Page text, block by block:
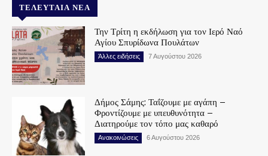
ΤΕΛΕΥΤΑΊΑ ΝΈΑ
Την Τρίτη η εκδήλωση για τον Ιερό Ναό
Αγίου Σπυρίδωνα Πουλάτων
Άλλες ειδήσεις 7 Αυγούστου 2026
Δήμος Σάμης: Ταΐζουμε με αγάπη –
Φροντίζουμε με υπευθυνότητα –
Διατηρούμε τον τόπο μας καθαρό
Ανακοινώσεις 6 Αυγούστου 2026